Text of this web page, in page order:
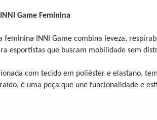
Game Feminina
feminina INNI Game combina leveza,
esportistas que buscam mobilidade sem
com tecido em poliéster e elastano,
é uma peça que une funcionalidade e